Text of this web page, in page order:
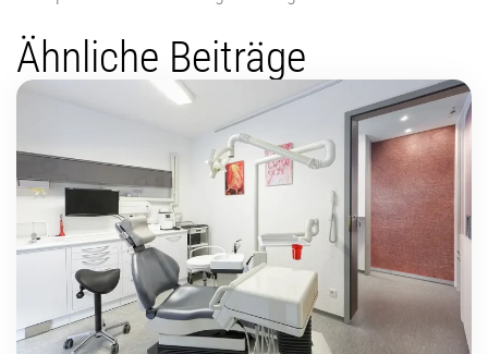
Ähnliche Beiträge